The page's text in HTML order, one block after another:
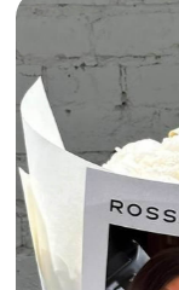
Оценили бренд-
Мы так часто
для букетов —
справился с этим,
точно порадуют
СОБРАН В
Метро
Доставка: